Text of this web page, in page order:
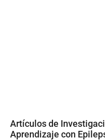
Artículos de
Aprendizaje con